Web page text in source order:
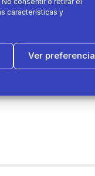
características y
Ver